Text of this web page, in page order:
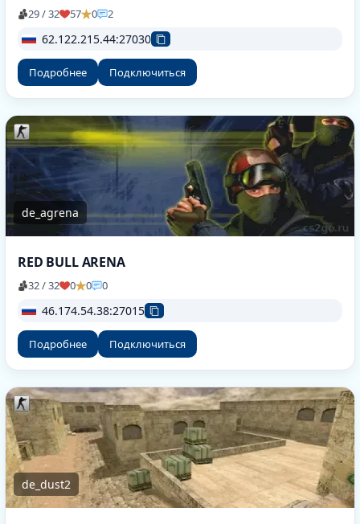
29 / 32 57 0 2
62.122.215.44:27030
Подробнее Подключиться
de_agrena
RED BULL ARENA
32 / 32 0 0 0
46.174.54.38:27015
Подробнее Подключиться
de_dust2